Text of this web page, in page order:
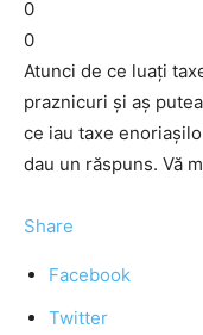
0
0
Atunci de ce luaţi
praznicuri şi aş
ce iau taxe
dau un răspuns. Vă
Share
Facebook
Twitter